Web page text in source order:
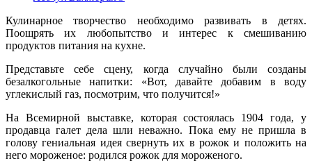
Кулинарное творчество необходимо развивать в детях.
Поощрять их любопытство и интерес к смешиванию
продуктов питания на кухне.
Представьте себе сцену, когда случайно были созданы
безалкогольные напитки: «Вот, давайте добавим в воду
углекислый газ, посмотрим, что получится!»
На Всемирной выставке, которая состоялась 1904 года, у
продавца галет дела шли неважно. Пока ему не пришла в
голову гениальная идея свернуть их в рожок и положить на
него мороженое: родился рожок для мороженого.